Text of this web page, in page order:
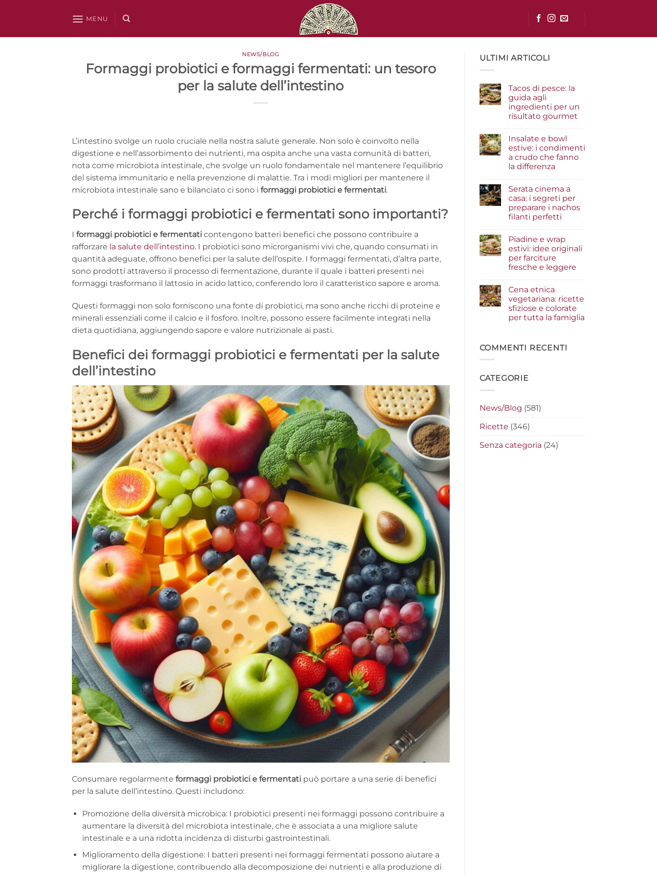
MENU
NEWS/BLOG
Formaggi probiotici e formaggi fermentati: un tesoro
per la salute dell’intestino
L’intestino svolge un ruolo cruciale nella nostra salute generale. Non solo è coinvolto nella
digestione e nell’assorbimento dei nutrienti, ma ospita anche una vasta comunità di batteri,
nota come microbiota intestinale, che svolge un ruolo fondamentale nel mantenere l’equilibrio
del sistema immunitario e nella prevenzione di malattie. Tra i modi migliori per mantenere il
microbiota intestinale sano e bilanciato ci sono i formaggi probiotici e fermentati.
Perché i formaggi probiotici e fermentati sono importanti?
I formaggi probiotici e fermentati contengono batteri benefici che possono contribuire a
rafforzare la salute dell’intestino. I probiotici sono microrganismi vivi che, quando consumati in
quantità adeguate, offrono benefici per la salute dell’ospite. I formaggi fermentati, d’altra parte,
sono prodotti attraverso il processo di fermentazione, durante il quale i batteri presenti nei
formaggi trasformano il lattosio in acido lattico, conferendo loro il caratteristico sapore e aroma.
Questi formaggi non solo forniscono una fonte di probiotici, ma sono anche ricchi di proteine ​​e
minerali essenziali come il calcio e il fosforo. Inoltre, possono essere facilmente integrati nella
dieta quotidiana, aggiungendo sapore e valore nutrizionale ai pasti.
Benefici dei formaggi probiotici e fermentati per la salute
dell’intestino
Consumare regolarmente formaggi probiotici e fermentati può portare a una serie di benefici
per la salute dell’intestino. Questi includono:
Promozione della diversità microbica: I probiotici presenti nei formaggi possono contribuire a
aumentare la diversità del microbiota intestinale, che è associata a una migliore salute
intestinale e a una ridotta incidenza di disturbi gastrointestinali.
Miglioramento della digestione: I batteri presenti nei formaggi fermentati possono aiutare a
migliorare la digestione, contribuendo alla decomposizione dei nutrienti e alla produzione di
ULTIMI ARTICOLI
Tacos di pesce: la
guida agli
ingredienti per un
risultato gourmet
su
Tacos
di
pesce:
la
guida
per
un
risultato
gourmet
Insalate e bowl
estive: i condimenti
a crudo che fanno
la differenza
su
e
bowl
estive:
crudo
che
fanno
la
differenza
Serata cinema a
casa: i segreti per
preparare i nachos
filanti perfetti
su
Serata
cinema
a
casa:
preparare
i
nachos
filanti
perfetti
Piadine e wrap
estivi: idee originali
per farciture
fresche e leggere
su
e
wrap
estivi:
idee
fresche
e
Cena etnica
vegetariana: ricette
sfiziose e colorate
per tutta la famiglia
Cena
etnica
e
famiglia
COMMENTI RECENTI
CATEGORIE
News/Blog (581)
Ricette (346)
Senza categoria (24)